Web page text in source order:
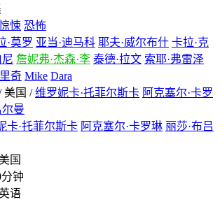
悚 恐怖
·莫罗 亚当·迪马科 耶夫·威尔布什 卡拉·克
尼 詹妮弗·杰森·李 泰德·拉文 索耶·弗雷泽
奇 Mike Dara
美国 /维罗妮卡·托菲尔斯卡 阿克塞尔·卡罗
尔曼
卡·托菲尔斯卡 阿克塞尔·卡罗琳 丽莎·布吕
国
钟
英语